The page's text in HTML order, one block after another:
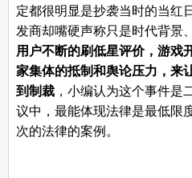
定都很明显是抄袭当时的当红
发商却嘴硬声称只是时代背景
用户不断的刷低星评价，游戏
家集体的抵制和舆论压力，来
到制裁，小编认为这个事件是
议中，最能体现法律是最低限
次的法律的案例。